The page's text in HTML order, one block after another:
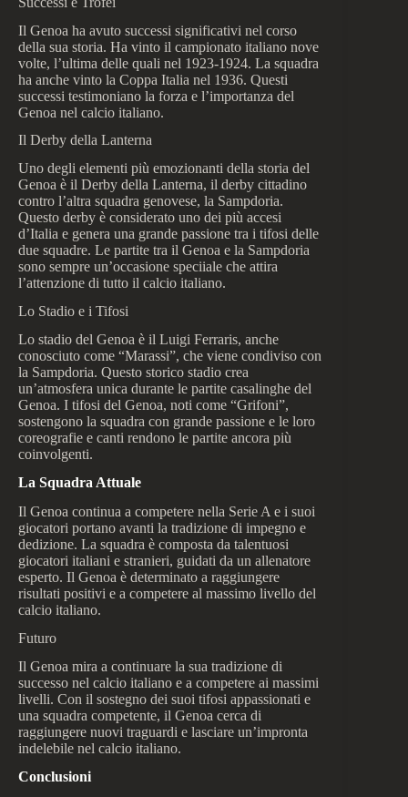
Il Genoa ha avuto successi significativi nel corso
della sua storia. Ha vinto il campionato italiano nove
volte, l’ultima delle quali nel 1923-1924. La squadra
ha anche vinto la Coppa Italia nel 1936. Questi
successi testimoniano la forza e l’importanza del
Genoa nel calcio italiano.
Il Derby della Lanterna
Uno degli elementi più emozionanti della storia del
Genoa è il Derby della Lanterna, il derby cittadino
contro l’altra squadra genovese, la Sampdoria.
Questo derby è considerato uno dei più accesi
d’Italia e genera una grande passione tra i tifosi delle
due squadre. Le partite tra il Genoa e la Sampdoria
sono sempre un’occasione speciiale che attira
l’attenzione di tutto il calcio italiano.
Lo Stadio e i Tifosi
Lo stadio del Genoa è il Luigi Ferraris, anche
conosciuto come “Marassi”, che viene condiviso con
la Sampdoria. Questo storico stadio crea
un’atmosfera unica durante le partite casalinghe del
Genoa. I tifosi del Genoa, noti come “Grifoni”,
sostengono la squadra con grande passione e le loro
coreografie e canti rendono le partite ancora più
coinvolgenti.
La Squadra Attuale
Il Genoa continua a competere nella Serie A e i suoi
giocatori portano avanti la tradizione di impegno e
dedizione. La squadra è composta da talentuosi
giocatori italiani e stranieri, guidati da un allenatore
esperto. Il Genoa è determinato a raggiungere
risultati positivi e a competere al massimo livello del
calcio italiano.
Futuro
Il Genoa mira a continuare la sua tradizione di
successo nel calcio italiano e a competere ai massimi
livelli. Con il sostegno dei suoi tifosi appassionati e
una squadra competente, il Genoa cerca di
raggiungere nuovi traguardi e lasciare un’impronta
indelebile nel calcio italiano.
Conclusioni